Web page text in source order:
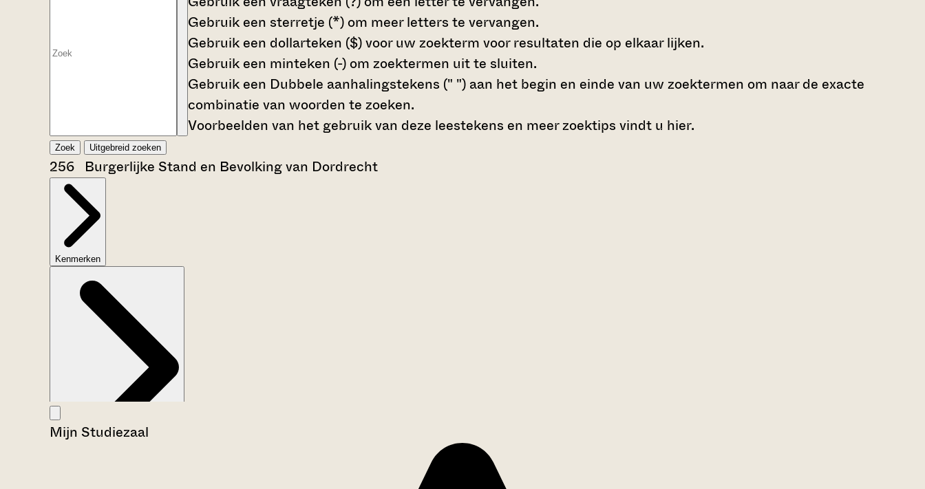
Gebruik een sterretje (*) om meer letters te vervangen.
Gebruik een dollarteken ($)voor uw zoekterm voor resultaten die op elkaar lijken.
Gebruik een minteken (-) om zoektermen uit te sluiten.
Gebruik een Dubbele aanhalingstekens (" ") aan het begin en einde van uw zoektermen om naar de exacte
combinatie van woorden te zoeken.
Voorbeelden van het gebruik van deze leestekens en meer zoektips vindt u hier.
Zoek Uitgebreid zoeken
256 Burgerlijke Stand en Bevolking van Dordrecht
Kenmerken
Mijn Studiezaal